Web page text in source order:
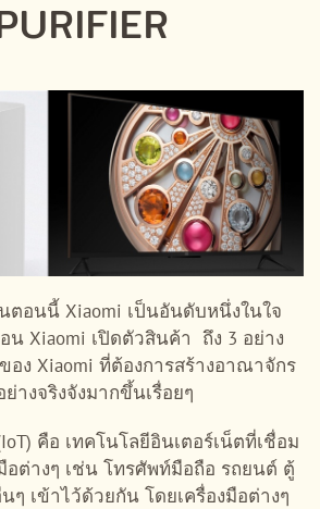
ตอนนี้ Xiaomi เป็นอันดับหนึ่งในใจ
น Xiaomi เปิดตัวสินค้า ถึง 3 อย่าง
ง Xiaomi ที่ต้องการสร้างอาณาจักร
ย่างจริงจังมากขึ้นเรื่อยๆ
คือ เทคโนโลยีอินเตอร์เน็ตที่เชื่อม
อต่างๆ เช่น โทรศัพท์มือถือ รถยนต์ ตู้
ๆ เข้าไว้ด้วยกัน โดยเครื่องมือต่างๆ